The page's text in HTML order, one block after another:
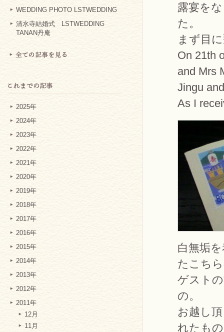
WEDDING PHOTO LSTWEDDING
清水寺結婚式 LSTWEDDING
TANAN丹庵
2025年
2024年
2023年
2022年
2021年
2020年
2019年
2018年
2017年
2016年
2015年
2014年
2013年
2012年
2011年
12月
11月
露宴を
た。
まず目
On 21th
and Mrs
Jingu
As I
白無垢
たこち
ゲスト
の。
お越し
れたも